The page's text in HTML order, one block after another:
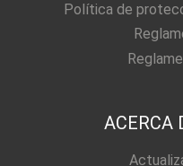
Política de
ACERCA